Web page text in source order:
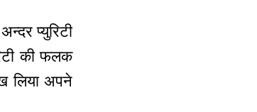
प्युरिटी
की फलक
लिया अपने